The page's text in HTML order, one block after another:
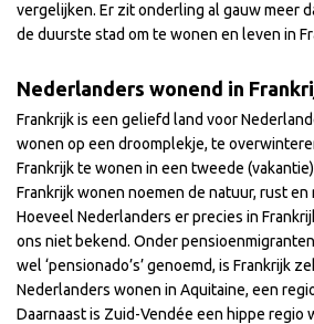
vergelijken. Er zit onderling al gauw meer
de duurste stad om te wonen en leven in
Nederlanders wonend in
Frankrijk is een geliefd land voor
wonen op een droomplekje, te
Frankrijk te wonen in een tweede
Frankrijk wonen noemen de natuur, rust en
Hoeveel Nederlanders er precies in
ons niet bekend. Onder
wel ‘pensionado’s’ genoemd, is Frankrijk
Nederlanders wonen in Aquitaine, een
Daarnaast is Zuid-Vendée een hippe regio